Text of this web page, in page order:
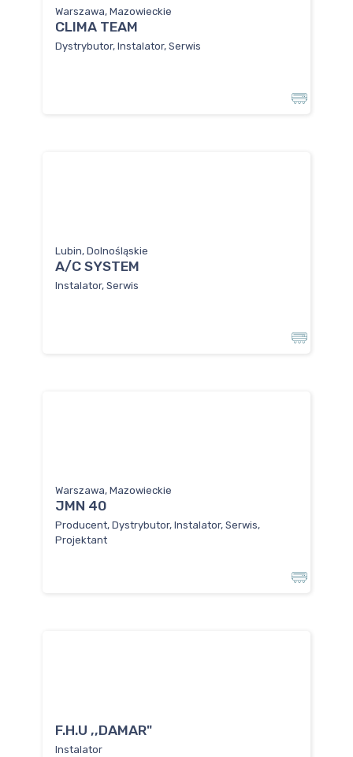
Warszawa, Mazowieckie
CLIMA TEAM
Dystrybutor, Instalator, Serwis
Lubin, Dolnośląskie
A/C SYSTEM
Instalator, Serwis
Warszawa, Mazowieckie
JMN 40
Producent, Dystrybutor, Instalator, Serwis,
Projektant
F.H.U ,,DAMAR"
Instalator